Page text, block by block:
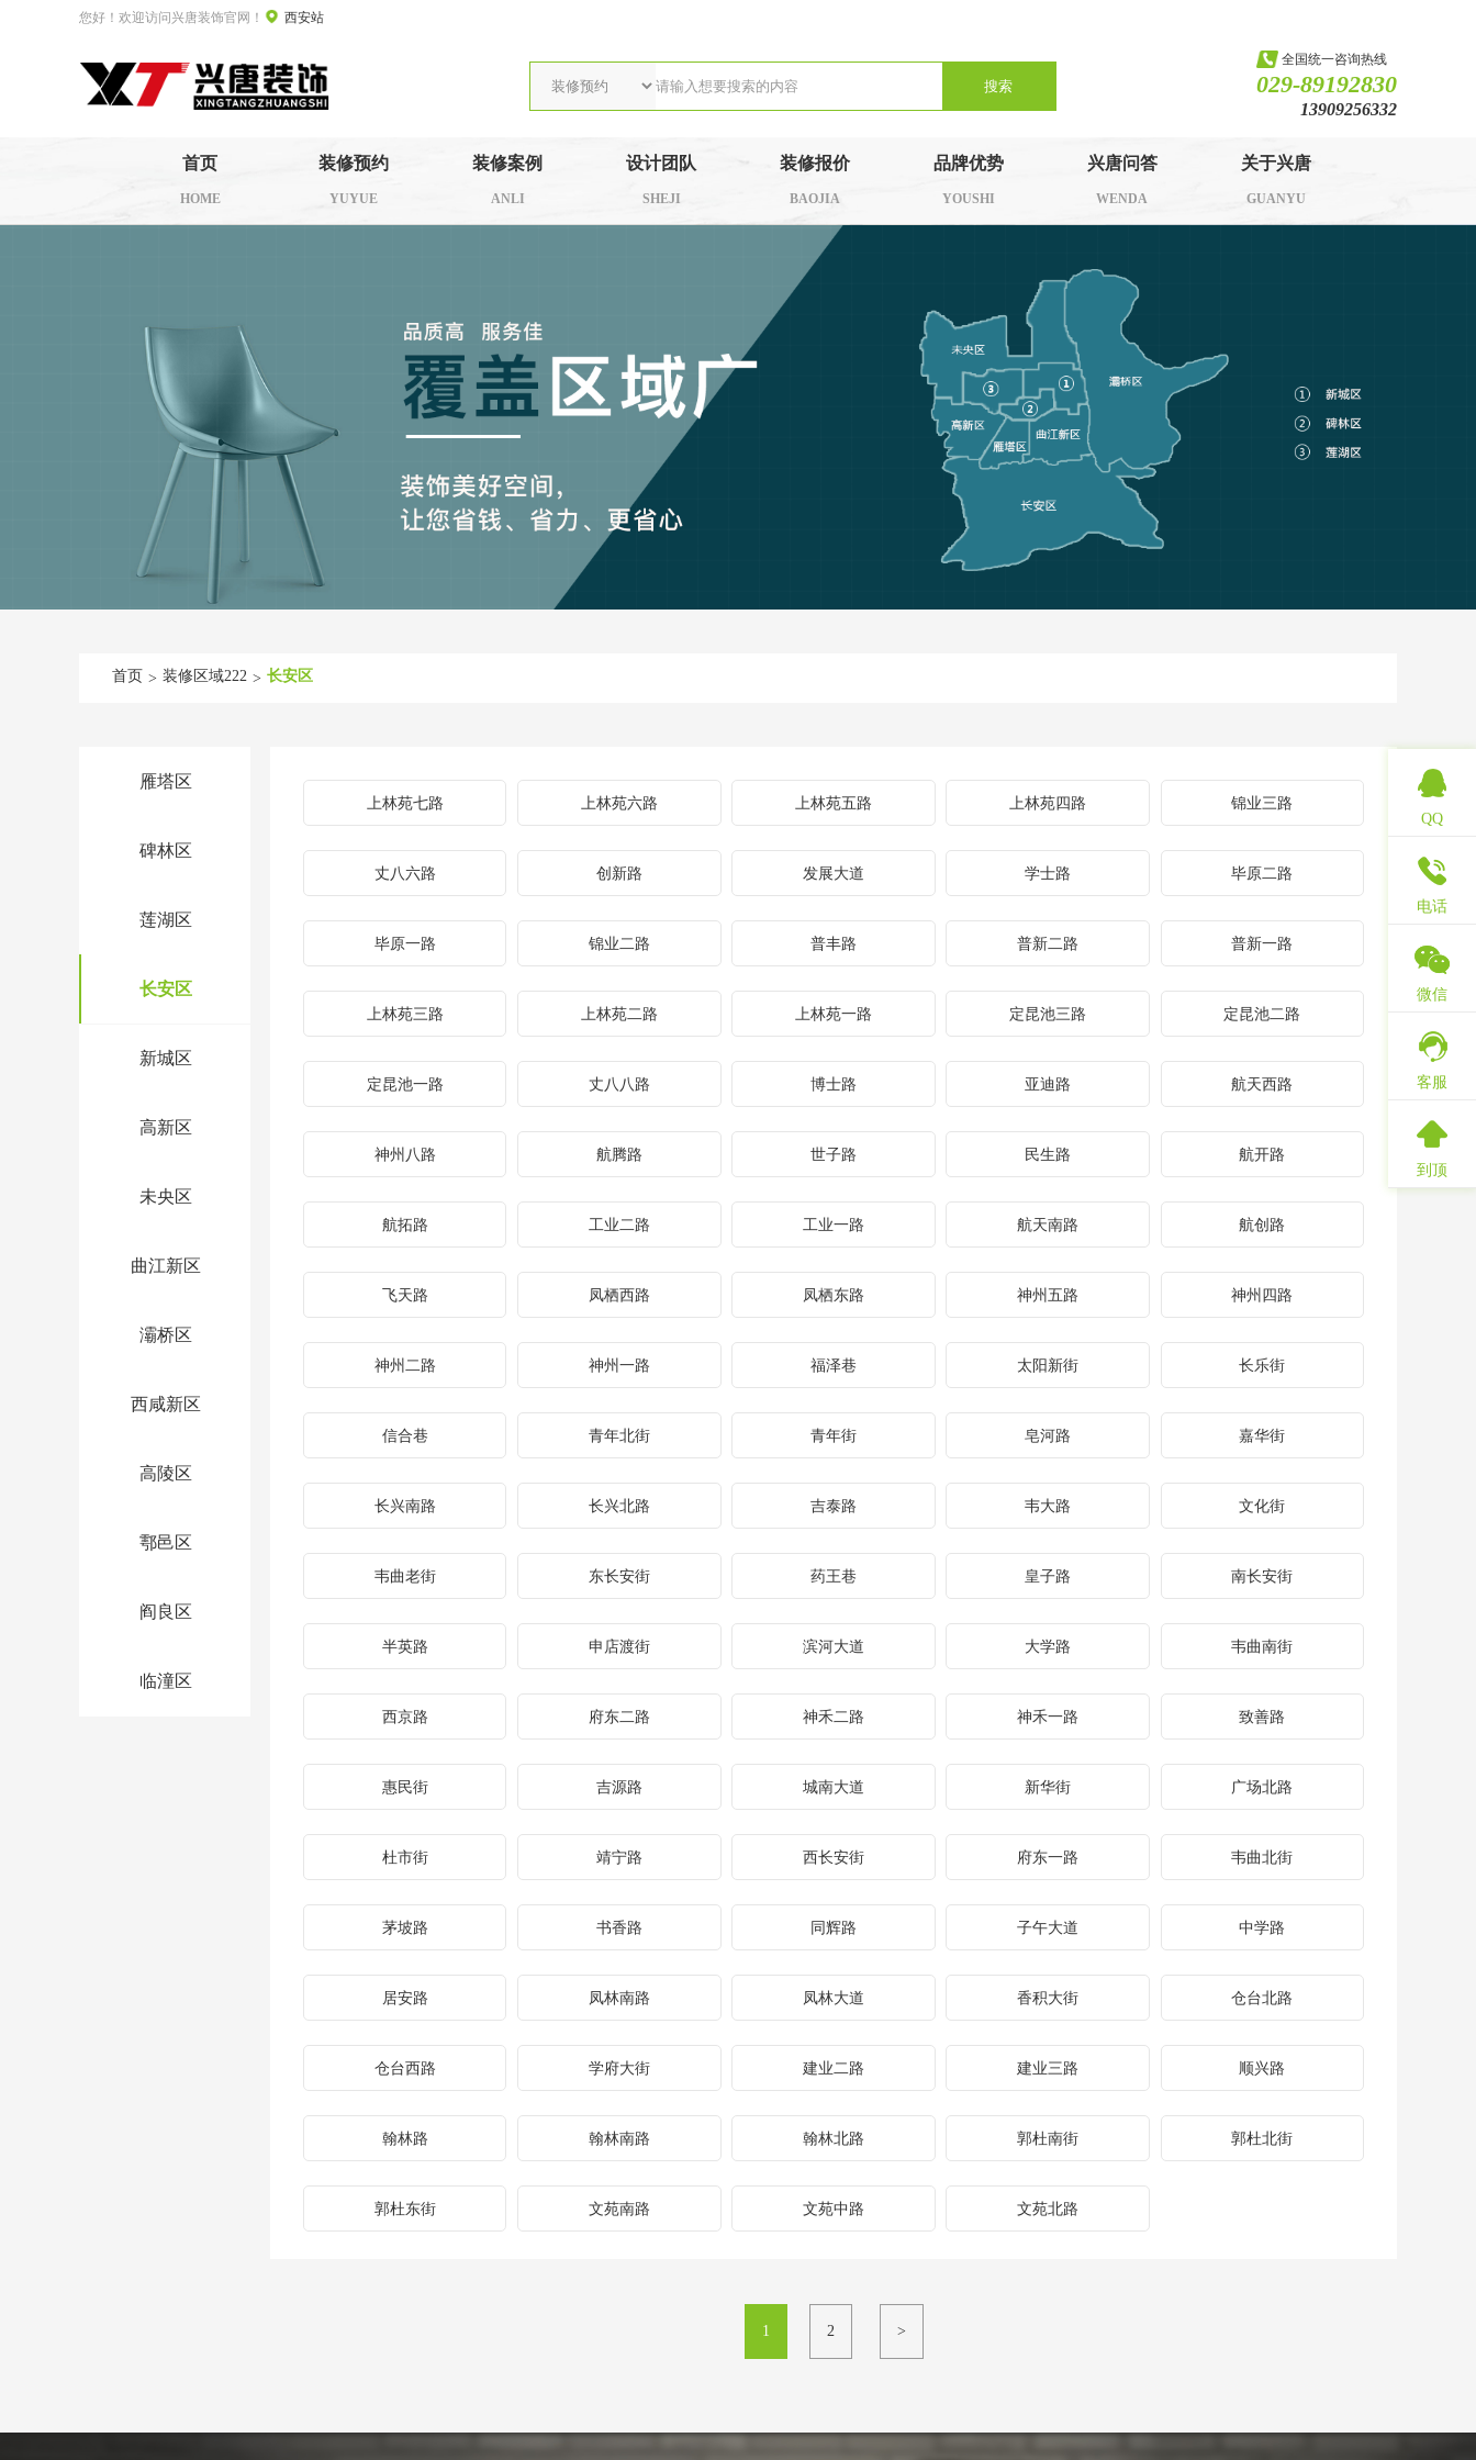
您好！欢迎访问兴唐装饰官网！ 西安站
搜索
全国统一咨询热线
029-89192830
13909256332
首页
HOME
装修预约
YUYUE
装修案例
ANLI
设计团队
SHEJI
装修报价
BAOJIA
品牌优势
YOUSHI
兴唐问答
WENDA
关于兴唐
GUANYU
首页 > 装修区域222 > 长安区
雁塔区
碑林区
莲湖区
长安区
新城区
高新区
未央区
曲江新区
灞桥区
西咸新区
高陵区
鄠邑区
阎良区
临潼区
上林苑七路 上林苑六路 上林苑五路 上林苑四路 锦业三路
丈八六路 创新路 发展大道 学士路 毕原二路
毕原一路 锦业二路 普丰路 普新二路 普新一路
上林苑三路 上林苑二路 上林苑一路 定昆池三路 定昆池二路
定昆池一路 丈八八路 博士路 亚迪路 航天西路
神州八路 航腾路 世子路 民生路 航开路
航拓路 工业二路 工业一路 航天南路 航创路
飞天路 凤栖西路 凤栖东路 神州五路 神州四路
神州二路 神州一路 福泽巷 太阳新街 长乐街
信合巷 青年北街 青年街 皂河路 嘉华街
长兴南路 长兴北路 吉泰路 韦大路 文化街
韦曲老街 东长安街 药王巷 皇子路 南长安街
半英路 申店渡街 滨河大道 大学路 韦曲南街
西京路 府东二路 神禾二路 神禾一路 致善路
惠民街 吉源路 城南大道 新华街 广场北路
杜市街 靖宁路 西长安街 府东一路 韦曲北街
茅坡路 书香路 同辉路 子午大道 中学路
居安路 凤林南路 凤林大道 香积大街 仓台北路
仓台西路 学府大街 建业二路 建业三路 顺兴路
翰林路 翰林南路 翰林北路 郭杜南街 郭杜北街
郭杜东街 文苑南路 文苑中路 文苑北路
1 2 >
QQ
电话
微信
客服
到顶